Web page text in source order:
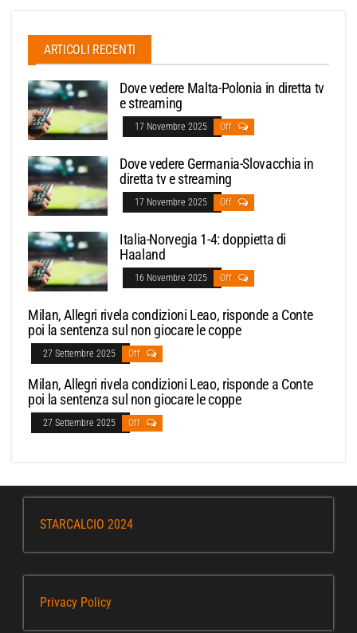
ARTICOLI RECENTI
Dove vedere Malta-Polonia in diretta tv
e streaming
17 Novembre 2025 Off
Dove vedere Germania-Slovacchia in
diretta tv e streaming
17 Novembre 2025 Off
Italia-Norvegia 1-4: doppietta di
Haaland
16 Novembre 2025 Off
Milan, Allegri rivela condizioni Leao, risponde a Conte
poi la sentenza sul non giocare le coppe
27 Settembre 2025 Off
Milan, Allegri rivela condizioni Leao, risponde a Conte
poi la sentenza sul non giocare le coppe
27 Settembre 2025 Off
STARCALCIO 2024
Privacy Policy